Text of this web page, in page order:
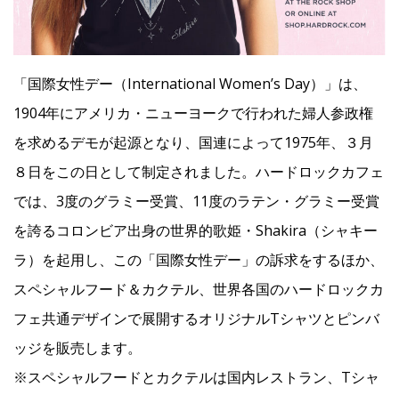
「国際女性デー（International Women’s Day）」は、
1904年にアメリカ・ニューヨークで行われた婦人参政権
を求めるデモが起源となり、国連によって1975年、３月
８日をこの日として制定されました。ハードロックカフェ
では、3度のグラミー受賞、11度のラテン・グラミー受賞
を誇るコロンビア出身の世界的歌姫・Shakira（シャキー
ラ）を起用し、この「国際女性デー」の訴求をするほか、
スペシャルフード＆カクテル、世界各国のハードロックカ
フェ共通デザインで展開するオリジナルTシャツとピンバ
ッジを販売します。
※スペシャルフードとカクテルは国内レストラン、Tシャ